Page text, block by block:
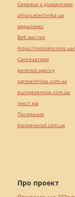
Про проект
Сережки з діамантами
alliancetechnika.ua
миралинкс
Веб мастер
https://motokosmos.ua/
Синтезатори
perevod.agency
agrotechnika.com.ua
europeservice.com.ua
текст юа
Посилання
kievperevod.com.ua